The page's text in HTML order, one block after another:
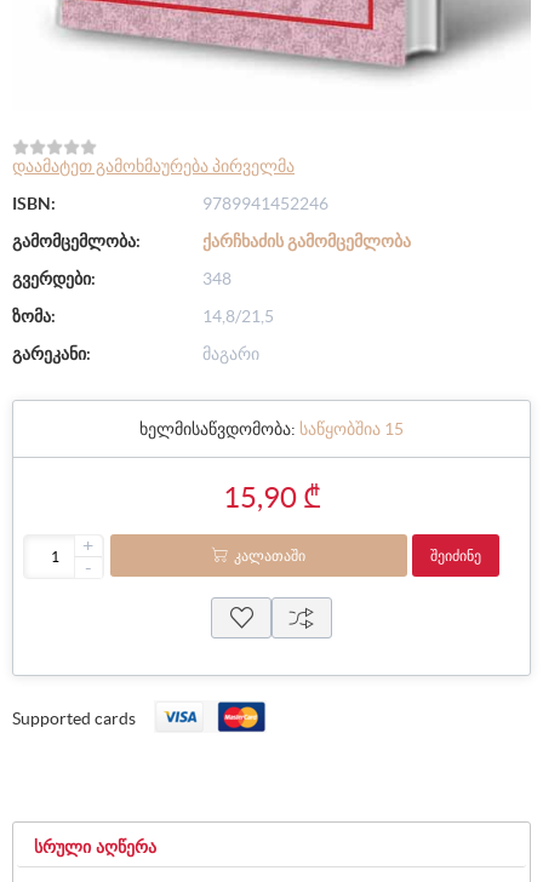
დაამატეთ გამოხმაურება პირველმა
ISBN:
9789941452246
გამომცემლობა:
ᲥᲐᲠᲩᲮᲐᲫᲘᲡ ᲒᲐᲛᲝᲛᲪᲔᲛᲚᲝᲑᲐ
გვერდები:
348
ზომა:
14,8/21,5
გარეკანი:
მაგარი
ხელმისაწვდომობა: საწყობშია 15
15,90 ₾
+
-
ᲙᲐᲚᲐᲗᲐᲨᲘ ᲨᲔᲘᲫᲘᲜᲔ
Supported cards
ᲡᲠᲣᲚᲘ ᲐᲦᲬᲔᲠᲐ